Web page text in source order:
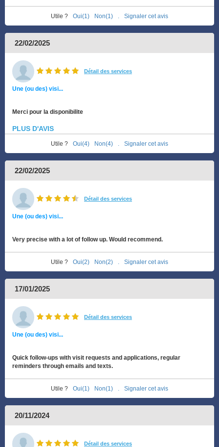
Utile ? Oui(1) Non(1) Signaler cet avis
22/02/2025
Détail des services
Une (ou des) visi...
Merci pour la disponibilite
PLUS D'AVIS
Utile ? Oui(4) Non(4) Signaler cet avis
22/02/2025
Détail des services
Une (ou des) visi...
Very precise with a lot of follow up. Would recommend.
Utile ? Oui(2) Non(2) Signaler cet avis
17/01/2025
Détail des services
Une (ou des) visi...
Quick follow-ups with visit requests and applications, regular
reminders through emails and texts.
Utile ? Oui(1) Non(1) Signaler cet avis
20/11/2024
Détail des services